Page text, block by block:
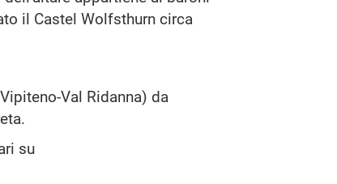
il Castel Wolfsthurn circa
Val Ridanna) da
su